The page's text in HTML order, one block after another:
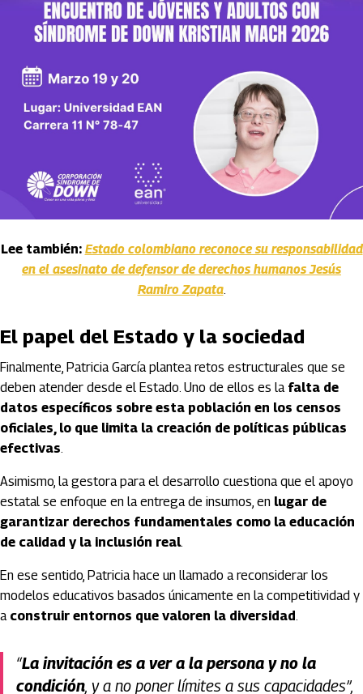
Lee también: Estado colombiano reconoce su responsabilidad
en el asesinato de defensor de derechos humanos Jesús
Ramiro Zapata.
El papel del Estado y la sociedad
Finalmente, Patricia García plantea retos estructurales que se
deben atender desde el Estado. Uno de ellos es la falta de
datos específicos sobre esta población en los censos
oficiales, lo que limita la creación de políticas públicas
efectivas.
Asimismo, la gestora para el desarrollo cuestiona que el apoyo
estatal se enfoque en la entrega de insumos, en lugar de
garantizar derechos fundamentales como la educación
de calidad y la inclusión real.
En ese sentido, Patricia hace un llamado a reconsiderar los
modelos educativos basados únicamente en la competitividad y
a construir entornos que valoren la diversidad.
“La invitación es a ver a la persona y no la
condición, y a no poner límites a sus capacidades”,